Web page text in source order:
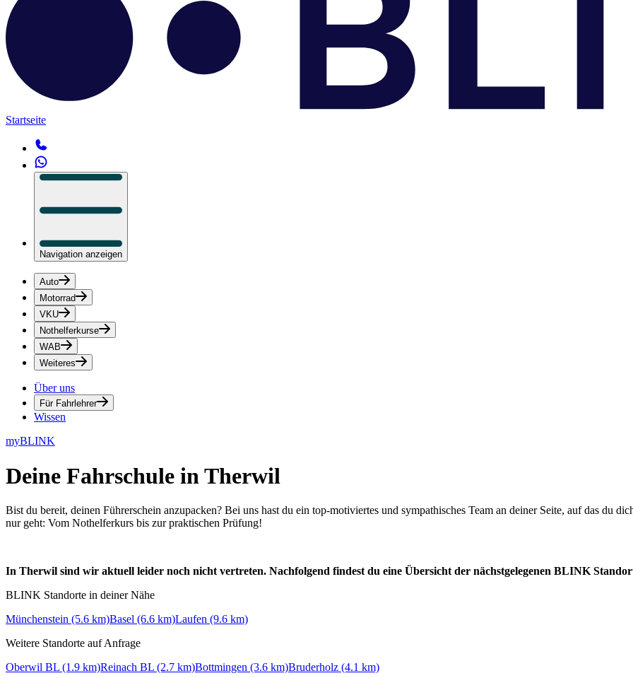
Startseite
Navigation anzeigen
Auto
Motorrad
VKU
Nothelferkurse
WAB
Weiteres
Über uns
Für Fahrlehrer
Wissen
myBLINK
Deine Fahrschule in Therwil
Bist du bereit, deinen Führerschein anzupacken? Bei uns hast du ein top-motiviertes und sympathisches Team an deiner Seite, auf das du
nur geht: Vom Nothelferkurs bis zur praktischen Prüfung!
In Therwil sind wir aktuell leider noch nicht vertreten. Nachfolgend findest du eine Übersicht der nächstgelegenen BLINK
BLINK Standorte in deiner Nähe
Münchenstein (5.6 km)Basel (6.6 km)Laufen (9.6 km)
Weitere Standorte auf Anfrage
Oberwil BL (1.9 km)Reinach BL (2.7 km)Bottmingen (3.6 km)Bruderholz (4.1 km)